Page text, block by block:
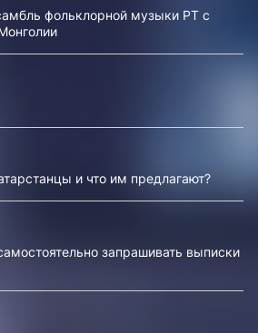
фольклорной музыки РТ с
и что им предлагают?
запрашивать выписки